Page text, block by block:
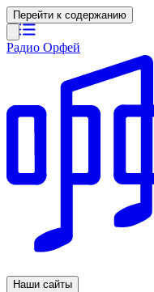
Перейти к содержанию
Радио Орфей
Наши сайты